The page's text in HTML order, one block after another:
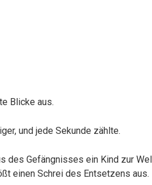
Blicke aus.
und jede Sekunde zählte.
des Gefängnisses ein Kind zur
einen Schrei des Entsetzens aus.